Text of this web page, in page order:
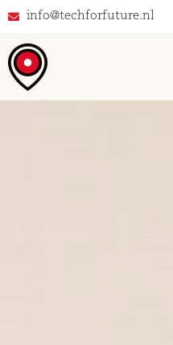
info@techforfuture.nl